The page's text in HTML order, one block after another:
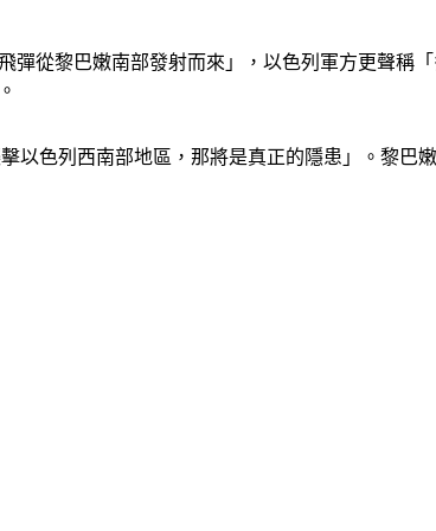
彈從黎巴嫩南部發射而來」，以色列軍方更聲稱
以色列西南部地區，那將是真正的隱患」。黎巴